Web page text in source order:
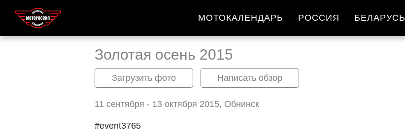
МОТОКАЛЕНДАРЬ РОССИЯ БЕЛАРУСЬ
Золотая осень 2015
Загрузить фото Написать обзор
11 сентября - 13 октября 2015, Обнинск
#event3765